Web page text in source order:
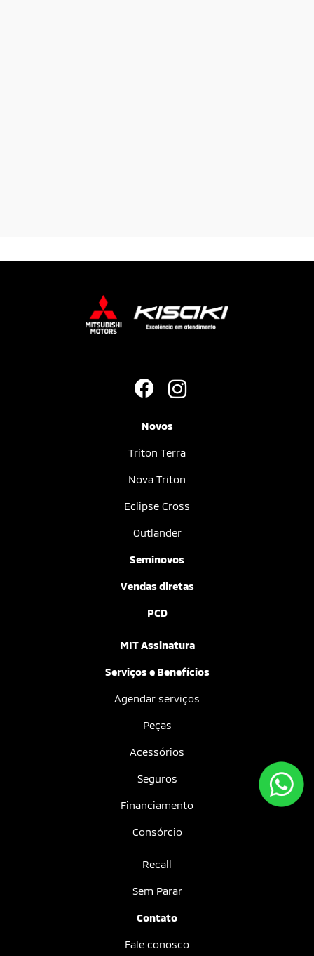
Novos
Triton Terra
Nova Triton
Eclipse Cross
Outlander
Seminovos
Vendas diretas
PCD
MIT Assinatura
Serviços e Benefícios
Agendar serviços
Peças
Acessórios
Seguros
Financiamento
Consórcio
Recall
Sem Parar
Contato
Fale conosco